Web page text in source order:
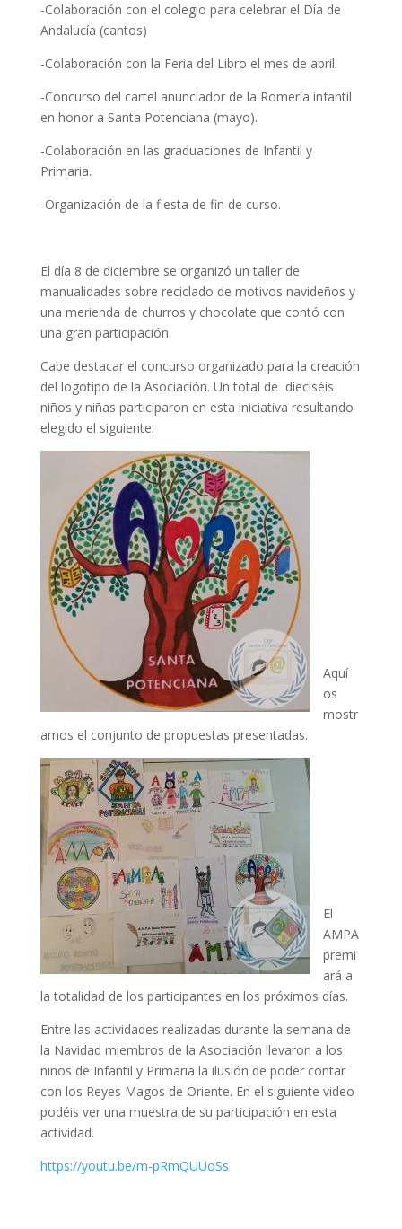
-Colaboración con el colegio para celebrar el Día de
Andalucía (cantos)
-Colaboración con la Feria del Libro el mes de abril.
-Concurso del cartel anunciador de la Romería infantil
en honor a Santa Potenciana (mayo).
-Colaboración en las graduaciones de Infantil y
Primaria.
-Organización de la fiesta de fin de curso.
El día 8 de diciembre se organizó un taller de
manualidades sobre reciclado de motivos navideños y
una merienda de churros y chocolate que contó con
una gran participación.
Cabe destacar el concurso organizado para la creación
del logotipo de la Asociación. Un total de dieciséis
niños y niñas participaron en esta iniciativa resultando
elegido el siguiente:
Aquí
os
mostr
amos el conjunto de propuestas presentadas.
El
AMPA
premi
ará a
la totalidad de los participantes en los próximos días.
Entre las actividades realizadas durante la semana de
la Navidad miembros de la Asociación llevaron a los
niños de Infantil y Primaria la ilusión de poder contar
con los Reyes Magos de Oriente. En el siguiente video
podéis ver una muestra de su participación en esta
actividad.
https://youtu.be/m-pRmQUUoSs